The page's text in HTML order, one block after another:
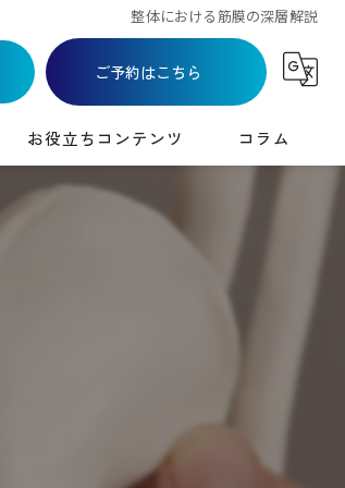
整体における筋膜の深層解説
ご予約はこちら
お役立ちコンテンツ コラム